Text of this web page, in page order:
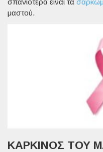
σπανιότερα είναι τα
μαστού.
ΚΑΡΚΊΝΟΣ ΤΟΥ